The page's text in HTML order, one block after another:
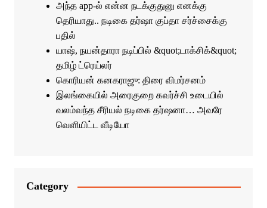
அந்த app-ல் என்ன நடக்குதுனு எனக்கு
தெரியாது.. நடிகை தர்ஷா குப்தா சர்ச்சைக்கு
பதில்
யாஷ், நயன்தாரா நடிப்பில் &quot;டாக்சிக்&quot;
தமிழ் ட்ரெய்லர்
கொரியன் கனகராஜு: திரை விமர்சனம்
இலங்கையில் அரைகுறை கவர்ச்சி உடையில்
வலம்வந்த சீரியல் நடிகை தர்ஷனா… அவரே
வெளியிட்ட வீடியோ
Category